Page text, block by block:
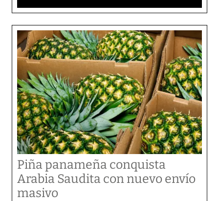
Piña panameña conquista
Arabia Saudita con nuevo envío
masivo